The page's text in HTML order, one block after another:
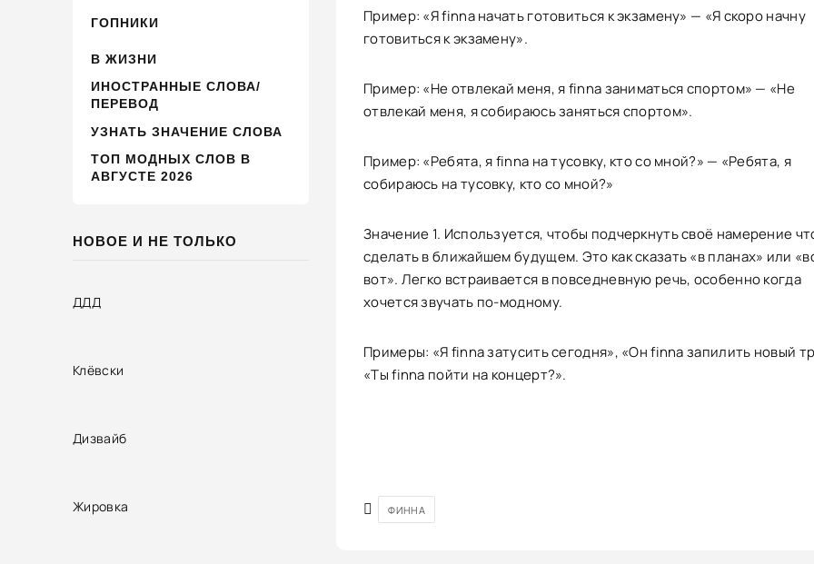
ГОПНИКИ
В ЖИЗНИ
ИНОСТРАННЫЕ СЛОВА/
ПЕРЕВОД
УЗНАТЬ ЗНАЧЕНИЕ СЛОВА
ТОП МОДНЫХ СЛОВ В
АВГУСТЕ 2026
НОВОЕ И НЕ ТОЛЬКО
ДДД
Клёвски
Дизвайб
Жировка
Пример: «Я finna начать готовиться к экзамену» — «Я скоро начну
готовиться к экзамену».
Пример: «Не отвлекай меня, я finna заниматься спортом» — «Не
отвлекай меня, я собираюсь заняться спортом».
Пример: «Ребята, я finna на тусовку, кто со мной?» — «Ребята, я
собираюсь на тусовку, кто со мной?»
Значение 1. Используется, чтобы подчеркнуть своё намерение
сделать в ближайшем будущем. Это как сказать «в планах» или
вот». Легко встраивается в повседневную речь, особенно когда
хочется звучать по-модному.
Примеры: «Я finna затусить сегодня», «Он finna запилить новый
«Ты finna пойти на концерт?».
ФИННА